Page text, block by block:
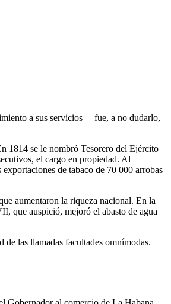
a sus servicios —fue, a no dudarlo,
1814 se le nombró Tesorero del Ejército
el cargo en propiedad. Al
de tabaco de 70 000 arrobas
aumentaron la riqueza nacional. En la
que auspició, mejoró el abasto de agua
las llamadas facultades omnímodas.